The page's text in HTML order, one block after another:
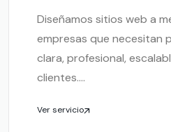
Diseñamos sitios web a
empresas que necesitan
clara, profesional,
clientes....
Ver servicio